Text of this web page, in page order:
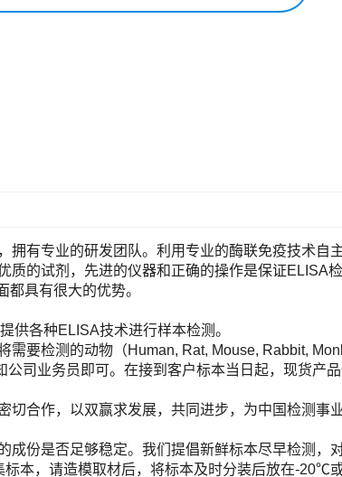
拥有专业的研发团队。利用专业的酶联免疫技术自
质的试剂，先进的仪器和正确的操作是保证ELISA
具有很大的优势。
供各种ELISA技术进行样本检测。
需要检测的动物（Human, Rat, Mouse, Rabbit,
司业务员即可。在接到客户标本当日起，现货产
合作，以双赢求发展，共同进步，为中国检测事
份是否足够稳定。我们提倡新鲜标本尽早检测，
本，请造模取材后，将标本及时分装后放在-20℃